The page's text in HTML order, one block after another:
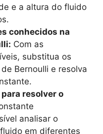
e a altura do fluido
conhecidos na
Com as
substitua os
Bernoulli e resolva
resolver o
analisar o
em diferentes